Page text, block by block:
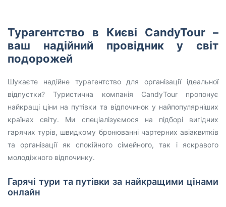
Турагентство в Києві CandyTour –
ваш надійний провідник у світ
подорожей
Шукаєте надійне турагентство для організації ідеальної
відпустки? Туристична компанія CandyTour пропонує
найкращі ціни на путівки та відпочинок у найпопулярніших
країнах світу. Ми спеціалізуємося на підборі вигідних
гарячих турів, швидкому бронюванні чартерних авіаквитків
та організації як спокійного сімейного, так і яскравого
молодіжного відпочинку.
Гарячі тури та путівки за найкращими цінами
онлайн